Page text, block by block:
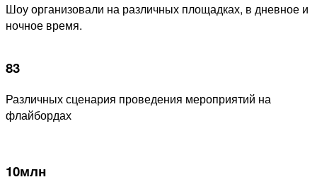
Шоу организовали на различных площадках, в дневное и
ночное время.
83
Различных сценария проведения мероприятий на
флайбордах
10млн